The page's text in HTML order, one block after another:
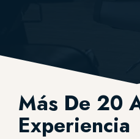
Más De 20
Experiencia